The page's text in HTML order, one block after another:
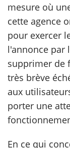
mesure où
cette agence
pour exercer
l'annonce par
supprimer de
très brève
aux
porter une
En ce qui